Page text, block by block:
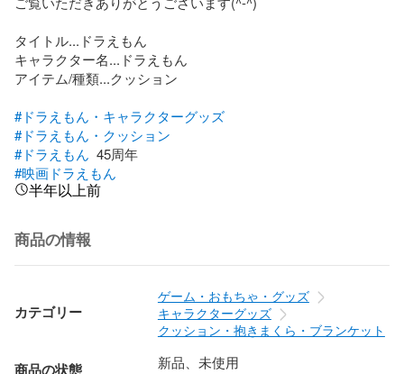
タイトル...ドラえもん
キャラクター名...ドラえもん
アイテム/種類...クッション
#ドラえもん・キャラクターグッズ
#ドラえもん・クッション
#ドラえもん
#映画ドラえもん
半年以上前
商品の情報
カテゴリー
ゲーム・おもちゃ・グッズ
キャラクターグッズ
クッション・抱きまくら・ブランケット
商品の状態 新品、未使用